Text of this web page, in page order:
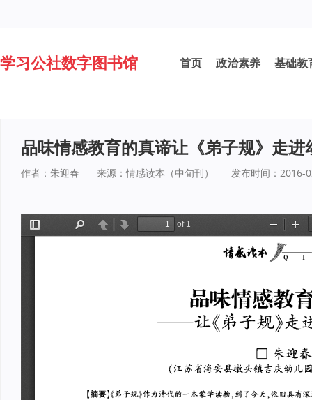
学习公社数字图书馆 首页 政治素养 基础教
品味情感教育的真谛让《弟子规》走进
作者：朱迎春 来源：情感读本（中旬刊） 发布时间：2016-